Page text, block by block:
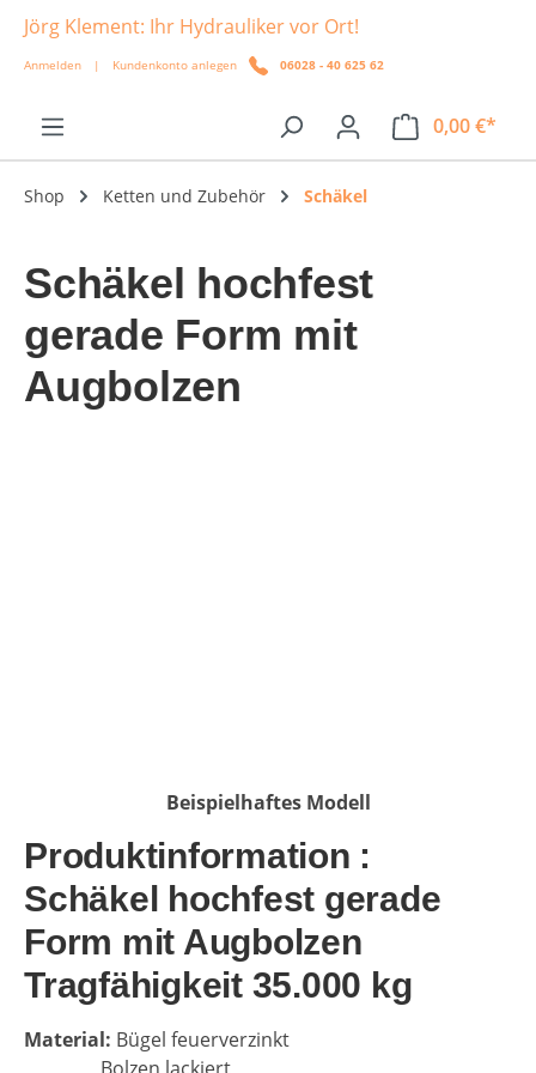
springen
Jörg Klement: Ihr Hydrauliker vor Ort!
Anmelden | Kundenkonto anlegen 06028 - 40 625 62
0,00 €*
Shop Ketten und Zubehör Schäkel
Schäkel hochfest
gerade Form mit
Augbolzen
Beispielhaftes Modell
Produktinformation :
Schäkel hochfest gerade
Form mit Augbolzen
Tragfähigkeit 35.000 kg
Material: Bügel feuerverzinkt